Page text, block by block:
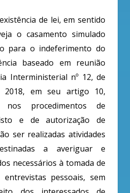
de lei, em sentido
o casamento simulado
para o indeferimento do
baseado em reunião
Interministerial nº 12, de
em seu artigo 10,
nos procedimentos de
e de autorização de
ser realizadas atividades
a averiguar e
necessários à tomada de
entrevistas pessoais, sem